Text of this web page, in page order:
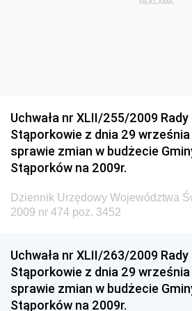
Dziennik Urzędowy Głównego
Dziennik Urzędowy Ministra
Materiałów Budowlanych
Dziennik Urzędowy Ministra
Dziennik Urzędowy Głównego
Środowiska
Dziennik Urzędowy Generalnej
Dziennik Urzędowy Ministerstwa
Gospodarki Terenowej i Ochrony
Dziennik Urzędowy Ministerstwa
Uchwała nr XLII/255/2009
Stąporkowie z dnia 29 września
sprawie zmian w budżecie
Stąporków na 2009r.
Dziennik Urzędowy Województwa
2009 nr 474 poz. 3452
Uchwała nr XLII/263/2009
Stąporkowie z dnia 29 września
sprawie zmian w budżecie
Stąporków na 2009r.